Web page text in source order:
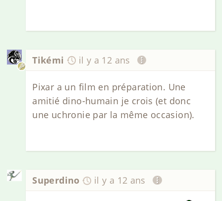
Tikémi il y a 12 ans
Pixar a un film en préparation. Une
amitié dino-humain je crois (et donc
une uchronie par la même occasion).
Superdino il y a 12 ans